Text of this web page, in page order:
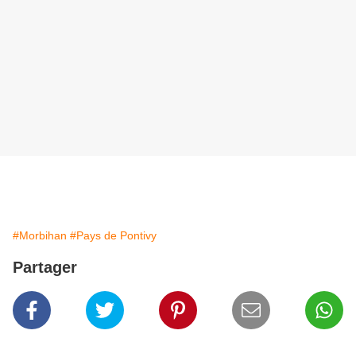
#Morbihan #Pays de Pontivy
Partager